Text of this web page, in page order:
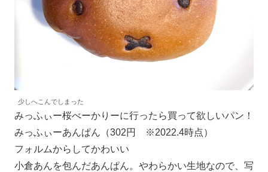
少しへこんでしまった
みっふぃー桜べーかりーに行ったら買って欲しいパン！
みっふぃーあんぱん（302円 ※2022.4時点）
フォルムからしてかわいい
小倉あんを包んだあんぱん。やわらかい生地なので、写